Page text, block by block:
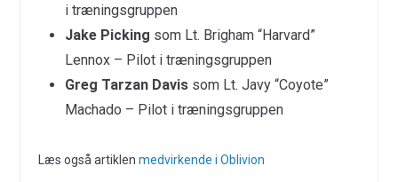
i træningsgruppen
Jake Picking som Lt. Brigham “Harvard”
Lennox – Pilot i træningsgruppen
Greg Tarzan Davissom Lt. Javy “Coyote”
Machado – Pilot i træningsgruppen
Læs også artiklen medvirkende i Oblivion